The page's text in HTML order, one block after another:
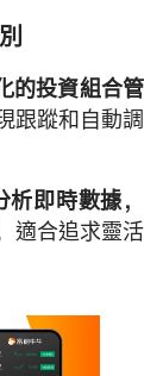
的投資組合管
跟蹤和自動調
析即時數據，
適合追求靈活